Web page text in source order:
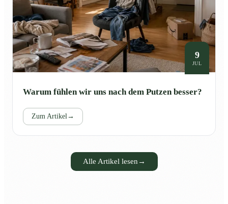
9
JUL
Warum fühlen wir uns nach dem Putzen besser?
Zum Artikel→
Alle Artikel lesen →